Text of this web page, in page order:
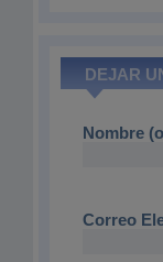
DEJAR
Nombre
Correo